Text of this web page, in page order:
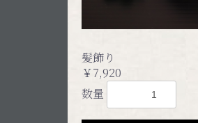
髪飾り
￥7,920
数量